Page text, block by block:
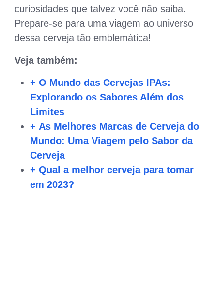
curiosidades que talvez você não saiba.
Prepare-se para uma viagem ao universo
dessa cerveja tão emblemática!
Veja também:
+ O Mundo das Cervejas IPAs:
Explorando os Sabores Além dos
Limites
+ As Melhores Marcas de Cerveja do
Mundo: Uma Viagem pelo Sabor da
Cerveja
+ Qual a melhor cerveja para tomar
em 2023?